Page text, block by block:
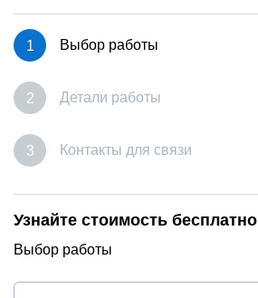
Узнайте стоимость бесплатно
Выбор работы
Выбор работы
Детали работы
Контакты для связи